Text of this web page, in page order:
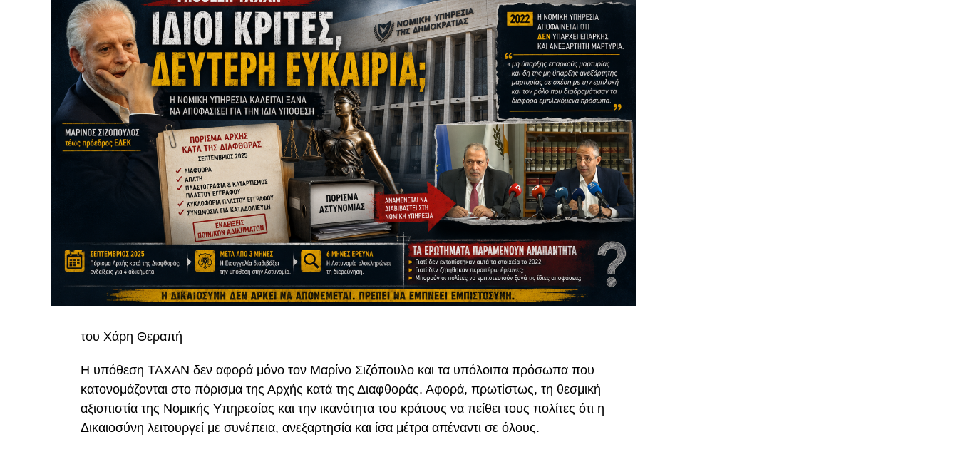
του Χάρη Θεραπή
Η υπόθεση TAXAN δεν αφορά μόνο τον Μαρίνο Σιζόπουλο και τα υπόλοιπα πρόσωπα που
κατονομάζονται στο πόρισμα της Αρχής κατά της Διαφθοράς. Αφορά, πρωτίστως, τη θεσμική
αξιοπιστία της Νομικής Υπηρεσίας και την ικανότητα του κράτους να πείθει τους πολίτες ότι η
Δικαιοσύνη λειτουργεί με συνέπεια, ανεξαρτησία και ίσα μέτρα απέναντι σε όλους.